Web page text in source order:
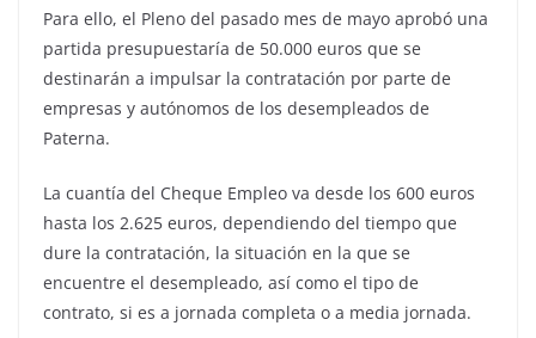
Para ello, el Pleno del pasado mes de mayo aprobó una
partida presupuestaría de 50.000 euros que se
destinarán a impulsar la contratación por parte de
empresas y autónomos de los desempleados de
Paterna.
La cuantía del Cheque Empleo va desde los 600 euros
hasta los 2.625 euros, dependiendo del tiempo que
dure la contratación, la situación en la que se
encuentre el desempleado, así como el tipo de
contrato, si es a jornada completa o a media jornada.